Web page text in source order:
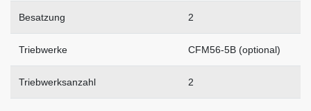
Besatzung 2
Triebwerke CFM56-5B (optional)
Triebwerksanzahl 2